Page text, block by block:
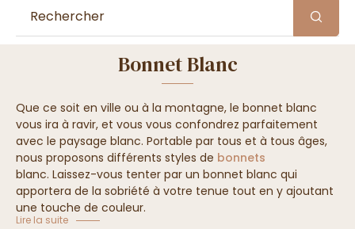
Bonnet Blanc
Que ce soit en ville ou à la montagne, le bonnet blanc
vous ira à ravir, et vous vous confondrez parfaitement
avec le paysage blanc. Portable par tous et à tous âges,
nous proposons différents styles de bonnets
blanc. Laissez-vous tenter par un bonnet blanc qui
apportera de la sobriété à votre tenue tout en y ajoutant
une touche de couleur.
Lire la suite